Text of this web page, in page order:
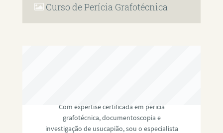
Curso de Perícia Grafotécnica
Com expertise certificada em perícia
grafotécnica, documentoscopia e
investigação de usucapião, sou o especialista